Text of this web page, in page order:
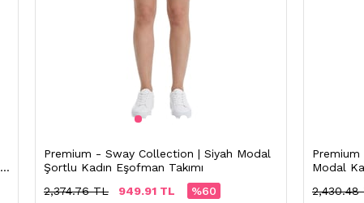
Premium - Sway Collection | Siyah Modal
Şortlu Kadın Eşofman Takımı
%60
949.91 TL
2,374.76 TL
Modal
2,430.48